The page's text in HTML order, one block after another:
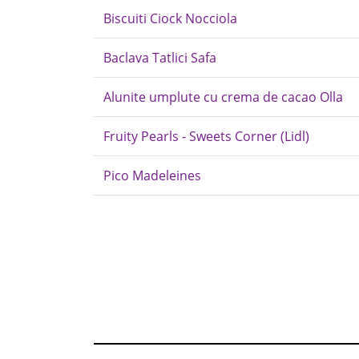
Biscuiti Ciock Nocciola
Baclava Tatlici Safa
Alunite umplute cu crema de cacao Olla
Fruity Pearls - Sweets Corner (Lidl)
Pico Madeleines